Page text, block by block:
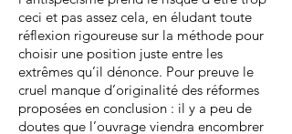
ceci et pas assez cela, en éludant toute
réflexion rigoureuse sur la méthode pour
choisir une position juste entre les
extrêmes qu’il dénonce. Pour preuve le
cruel manque d’originalité des réformes
proposées en conclusion : il y a peu de
doutes que l’ouvrage viendra encombrer